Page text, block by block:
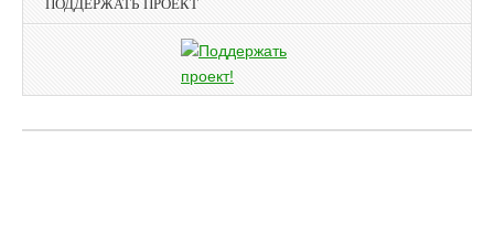
ПОДДЕРЖАТЬ ПРОЕКТ